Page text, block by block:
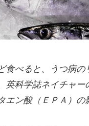
食べると、うつ病
英科学誌ネイチャ
ン酸（ＥＰＡ）の